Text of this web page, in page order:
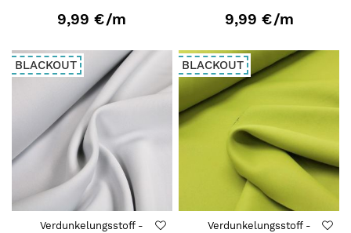
9,99 €/m 9,99 €/m
BLACKOUT
Verdunkelungsstoff -
BLACKOUT
Verdunkelungsstoff -